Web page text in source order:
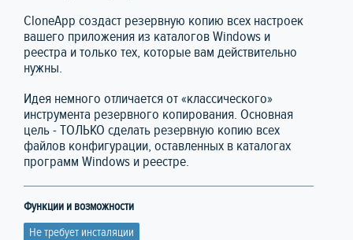
CloneApp создаст резервную копию всех настроек
вашего приложения из каталогов Windows и
реестра и только тех, которые вам действительно
нужны.
Идея немного отличается от «классического»
инструмента резервного копирования. Основная
цель - ТОЛЬКО сделать резервную копию всех
файлов конфигурации, оставленных в каталогах
программ Windows и реестре.
Функции и возможности
Не требует инсталяции